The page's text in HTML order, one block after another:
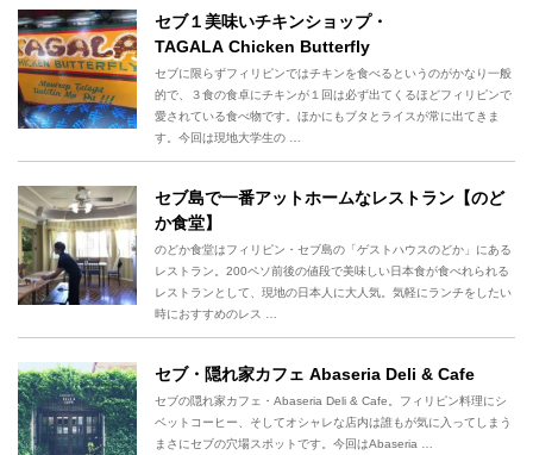
セブ１美味いチキンショップ・
TAGALA Chicken Butterfly
セブに限らずフィリピンではチキンを食べるというのがかなり一般
的で、３食の食卓にチキンが１回は必ず出てくるほどフィリピンで
愛されている食べ物です。ほかにもブタとライスが常に出てきま
す。今回は現地大学生の …
セブ島で一番アットホームなレストラン【のど
か食堂】
のどか食堂はフィリピン・セブ島の「ゲストハウスのどか」にある
レストラン。200ペソ前後の値段で美味しい日本食が食べれられる
レストランとして、現地の日本人に大人気。気軽にランチをしたい
時におすすめのレス …
セブ・隠れ家カフェ Abaseria Deli & Cafe
セブの隠れ家カフェ・Abaseria Deli & Cafe。フィリピン料理にシ
ベットコーヒー、そしてオシャレな店内は誰もが気に入ってしまう
まさにセブの穴場スポットです。今回はAbaseria …